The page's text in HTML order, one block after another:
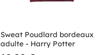
Sweat Poudlard bordeaux
adulte - Harry Potter